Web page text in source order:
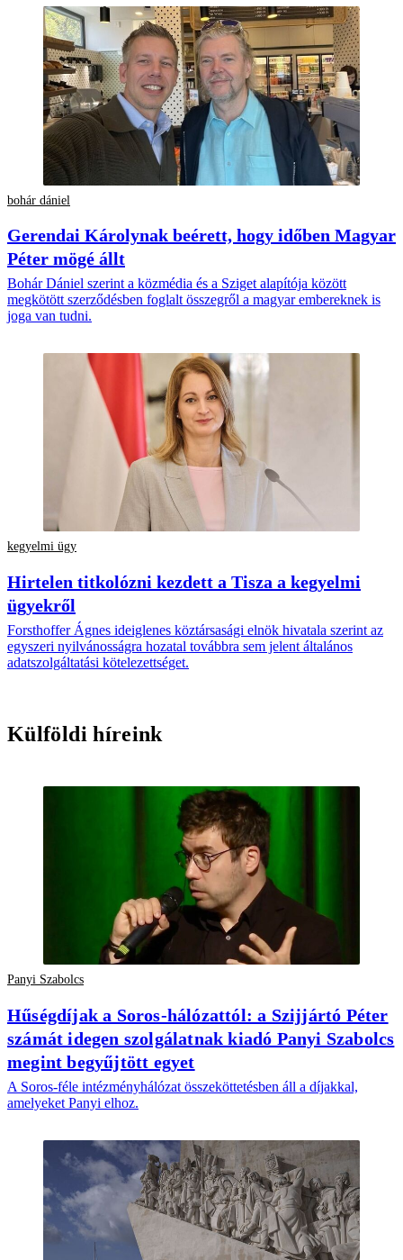
bohár dániel
Gerendai Károlynak beérett, hogy időben Magyar
Péter mögé állt
Bohár Dániel szerint a közmédia és a Sziget alapítója között
megkötött szerződésben foglalt összegről a magyar embereknek is
joga van tudni.
kegyelmi ügy
Hirtelen titkolózni kezdett a Tisza a kegyelmi
ügyekről
Forsthoffer Ágnes ideiglenes köztársasági elnök hivatala szerint az
egyszeri nyilvánosságra hozatal továbbra sem jelent általános
adatszolgáltatási kötelezettséget.
Külföldi híreink
Panyi Szabolcs
Hűségdíjak a Soros-hálózattól: a Szijjártó Péter
számát idegen szolgálatnak kiadó Panyi Szabolcs
megint begyűjtött egyet
A Soros-féle intézményhálózat összeköttetésben áll a díjakkal,
amelyeket Panyi elhoz.